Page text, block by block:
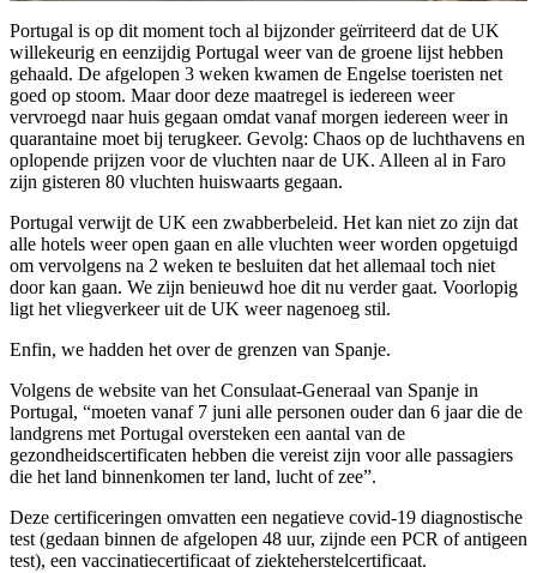
Portugal is op dit moment toch al bijzonder geïrriteerd dat de UK
willekeurig en eenzijdig Portugal weer van de groene lijst hebben
gehaald. De afgelopen 3 weken kwamen de Engelse toeristen net
goed op stoom. Maar door deze maatregel is iedereen weer
vervroegd naar huis gegaan omdat vanaf morgen iedereen weer in
quarantaine moet bij terugkeer. Gevolg: Chaos op de luchthavens en
oplopende prijzen voor de vluchten naar de UK. Alleen al in Faro
zijn gisteren 80 vluchten huiswaarts gegaan.
Portugal verwijt de UK een zwabberbeleid. Het kan niet zo zijn dat
alle hotels weer open gaan en alle vluchten weer worden opgetuigd
om vervolgens na 2 weken te besluiten dat het allemaal toch niet
door kan gaan. We zijn benieuwd hoe dit nu verder gaat. Voorlopig
ligt het vliegverkeer uit de UK weer nagenoeg stil.
Enfin, we hadden het over de grenzen van Spanje.
Volgens de website van het Consulaat-Generaal van Spanje in
Portugal, “moeten vanaf 7 juni alle personen ouder dan 6 jaar die de
landgrens met Portugal oversteken een aantal van de
gezondheidscertificaten hebben die vereist zijn voor alle passagiers
die het land binnenkomen ter land, lucht of zee”.
Deze certificeringen omvatten een negatieve covid-19 diagnostische
test (gedaan binnen de afgelopen 48 uur, zijnde een PCR of antigeen
test), een vaccinatiecertificaat of ziekteherstelcertificaat.